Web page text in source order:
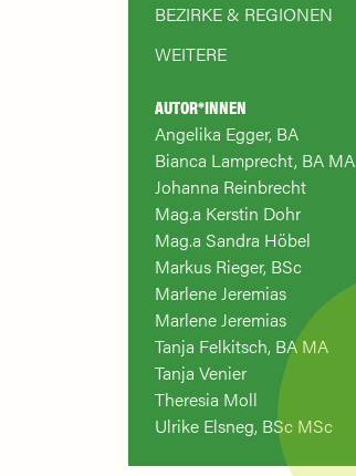
BEZIRKE & REGIONEN
WEITERE
AUTOR*INNEN
Angelika Egger, BA
Bianca Lamprecht, BA MA
Johanna Reinbrecht
Mag.a Kerstin Dohr
Mag.a Sandra Höbel
Markus Rieger, BSc
Marlene Jeremias
Marlene Jeremias
Tanja Felkitsch, BA MA
Tanja Venier
Theresia Moll
Ulrike Elsneg, BSc MSc